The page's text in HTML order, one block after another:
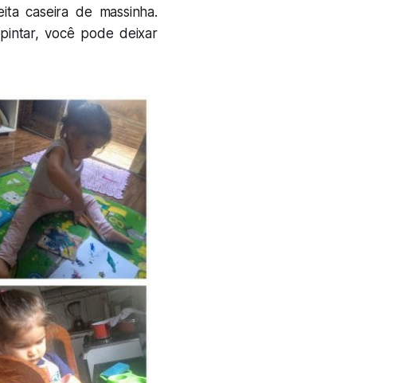
caseira de massinha.
você pode deixar